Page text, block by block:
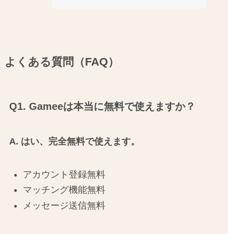
よくある質問（FAQ）
Q1. Gameeは本当に無料で使えますか？
A. はい、完全無料で使えます。
アカウント登録無料
マッチング機能無料
メッセージ送信無料